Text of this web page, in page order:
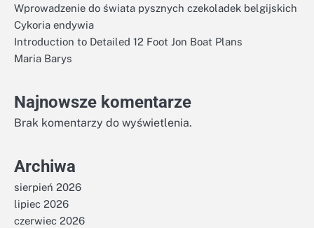
Wprowadzenie do świata pysznych czekoladek belgijskich
Cykoria endywia
Introduction to Detailed 12 Foot Jon Boat Plans
Maria Barys
Najnowsze komentarze
Brak komentarzy do wyświetlenia.
Archiwa
sierpień 2026
lipiec 2026
czerwiec 2026